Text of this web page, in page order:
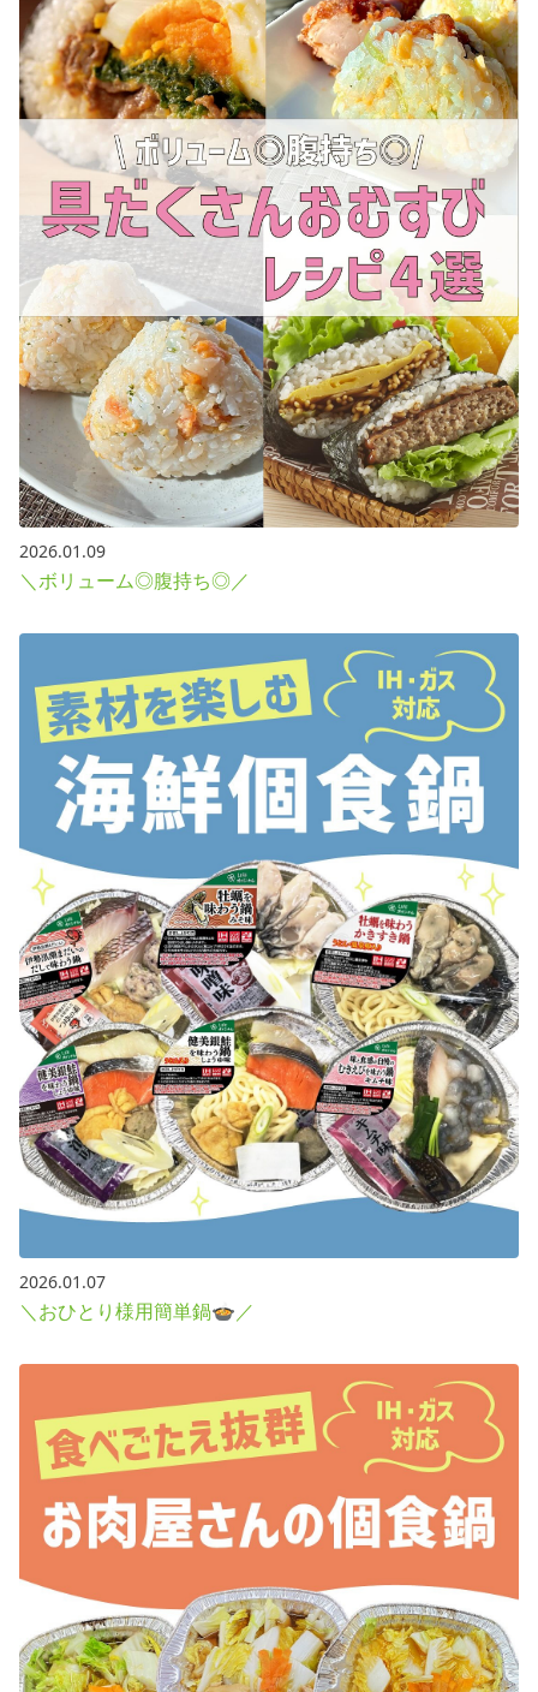
2026.01.09
＼ボリューム◎腹持ち◎／
2026.01.07
＼おひとり様用簡単鍋🍲／